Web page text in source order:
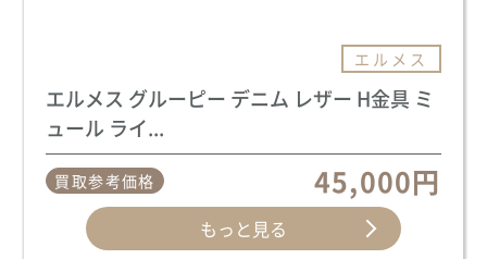
エルメス
エルメス グルーピー デニム レザー H金具 ミ
ュール ライ...
買取参考価格 45,000円
もっと見る